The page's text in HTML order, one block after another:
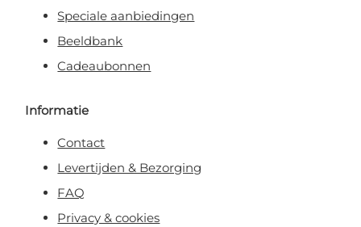
Speciale aanbiedingen
Beeldbank
Cadeaubonnen
Informatie
Contact
Levertijden & Bezorging
FAQ
Privacy & cookies